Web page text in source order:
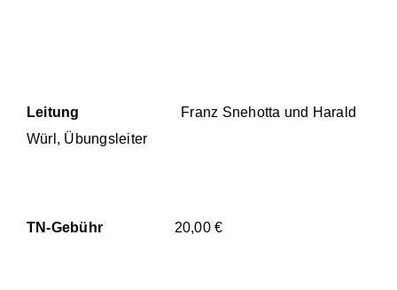
Leitung
Franz Snehotta und Harald
Würl, Übungsleiter
TN-Gebühr 20,00 €